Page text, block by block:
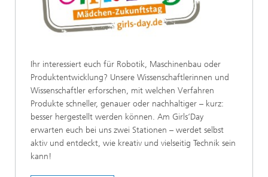
Ihr interessiert euch für Robotik, Maschinenbau oder
Produktentwicklung? Unsere Wissenschaftlerinnen und
Wissenschaftler erforschen, mit welchen Verfahren
Produkte schneller, genauer oder nachhaltiger – kurz:
besser hergestellt werden können. Am Girls‘Day
erwarten euch bei uns zwei Stationen – werdet selbst
aktiv und entdeckt, wie kreativ und vielseitig Technik sein
kann!